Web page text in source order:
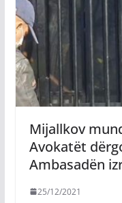
Mijallkov
Avokatët
Ambasadën
25/12/2021